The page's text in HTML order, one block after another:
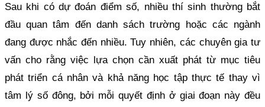
Sau khi có dự đoán điểm số, nhiều thí sinh thường bắt
đầu quan tâm đến danh sách trường hoặc các ngành
đang được nhắc đến nhiều. Tuy nhiên, các chuyên gia tư
vấn cho rằng việc lựa chọn cần xuất phát từ mục tiêu
phát triển cá nhân và khả năng học tập thực tế thay vì
tâm lý số đông, bởi mỗi quyết định ở giai đoạn này đều